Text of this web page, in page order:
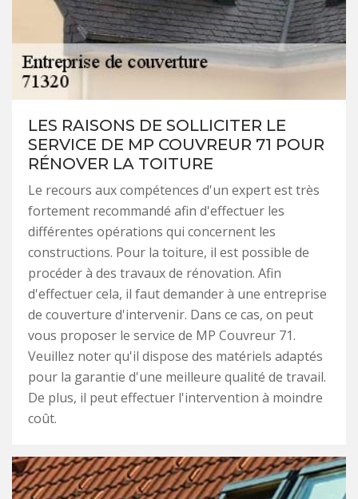
LES RAISONS DE SOLLICITER LE
SERVICE DE MP COUVREUR 71 POUR
RÉNOVER LA TOITURE
Le recours aux compétences d'un expert est très
fortement recommandé afin d'effectuer les
différentes opérations qui concernent les
constructions. Pour la toiture, il est possible de
procéder à des travaux de rénovation. Afin
d'effectuer cela, il faut demander à une entreprise
de couverture d'intervenir. Dans ce cas, on peut
vous proposer le service de MP Couvreur 71.
Veuillez noter qu'il dispose des matériels adaptés
pour la garantie d'une meilleure qualité de travail.
De plus, il peut effectuer l'intervention à moindre
coût.